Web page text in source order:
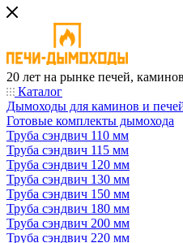
20 лет на рынке печей,
Каталог
Дымоходы для каминов и
Готовые комплекты дымохода
Труба сэндвич 110 мм
Труба сэндвич 115 мм
Труба сэндвич 120 мм
Труба сэндвич 130 мм
Труба сэндвич 150 мм
Труба сэндвич 180 мм
Труба сэндвич 200 мм
Труба сэндвич 220 мм